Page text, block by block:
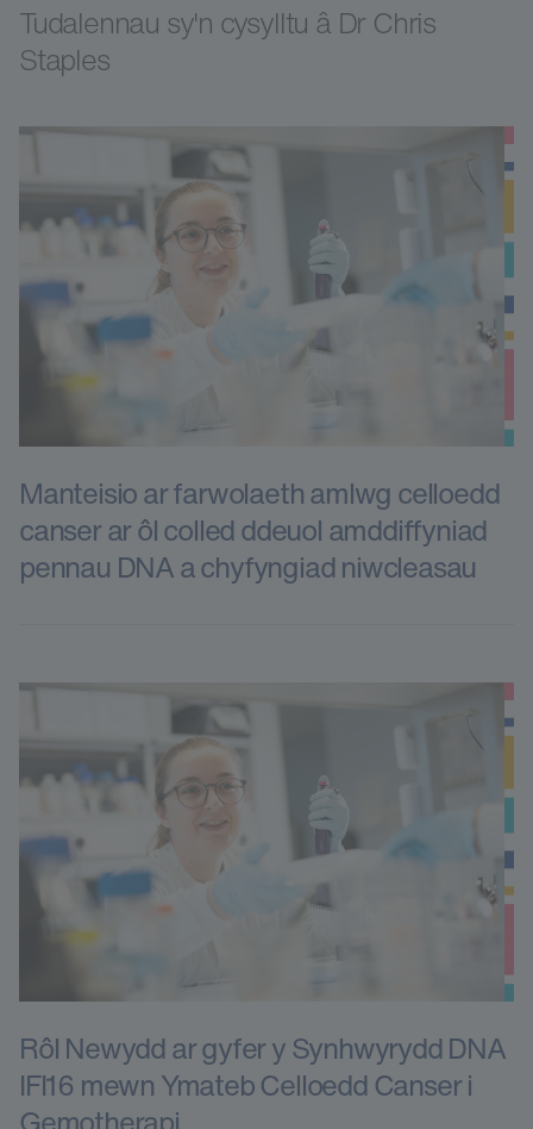
Tudalennau sy'n cysylltu â Dr Chris
Staples
Manteisio ar farwolaeth amlwg celloedd
canser ar ôl colled ddeuol amddiffyniad
pennau DNA a chyfyngiad niwcleasau
Rôl Newydd ar gyfer y Synhwyrydd DNA
IFI16 mewn Ymateb Celloedd Canser i